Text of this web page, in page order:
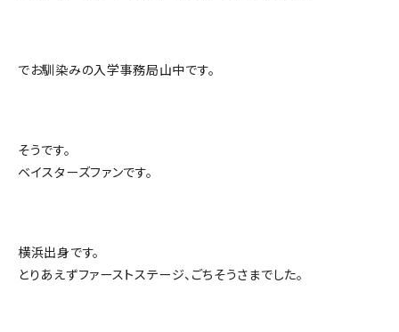
でお馴染みの入学事務局山中です。
そうです。
ベイスターズファンです。
横浜出身です。
とりあえずファーストステージ、ごちそうさまでした。